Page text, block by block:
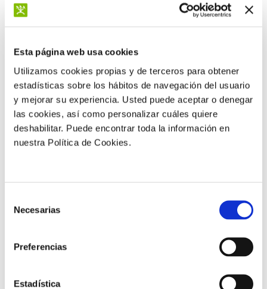
Esta página web usa cookies
Utilizamos cookies propias y de terceros para obtener
estadísticas sobre los hábitos de navegación del usuario
y mejorar su experiencia. Usted puede aceptar o denegar
las cookies, así como personalizar cuáles quiere
deshabilitar. Puede encontrar toda la información en
nuestra Política de Cookies.
Necesarias
Preferencias
Estadística
Aplícalo en
Banano Berries
Frutos secos